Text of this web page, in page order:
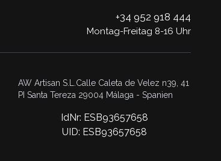
+34 952 918 444
Montag-Freitag 8-16 Uhr
AW Artisan S.L.Calle Caleta de Velez n39, 41
PI Santa Tereza 29004 Málaga - Spanien
IdNr: ESB93657658
UID: ESB93657658